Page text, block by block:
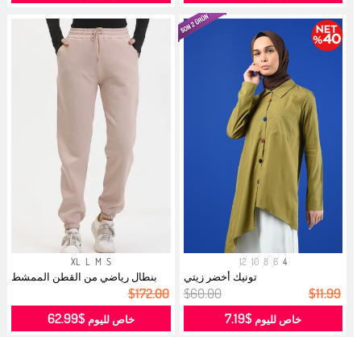
4
6
8
10
12
تونيك أخضر زيتي
$60.00 $11.99
خاص لليوم$7.19
S
M
L
XL
بنطال رياضي من القطن الممشط
$172.00
خاص لليوم$62.99